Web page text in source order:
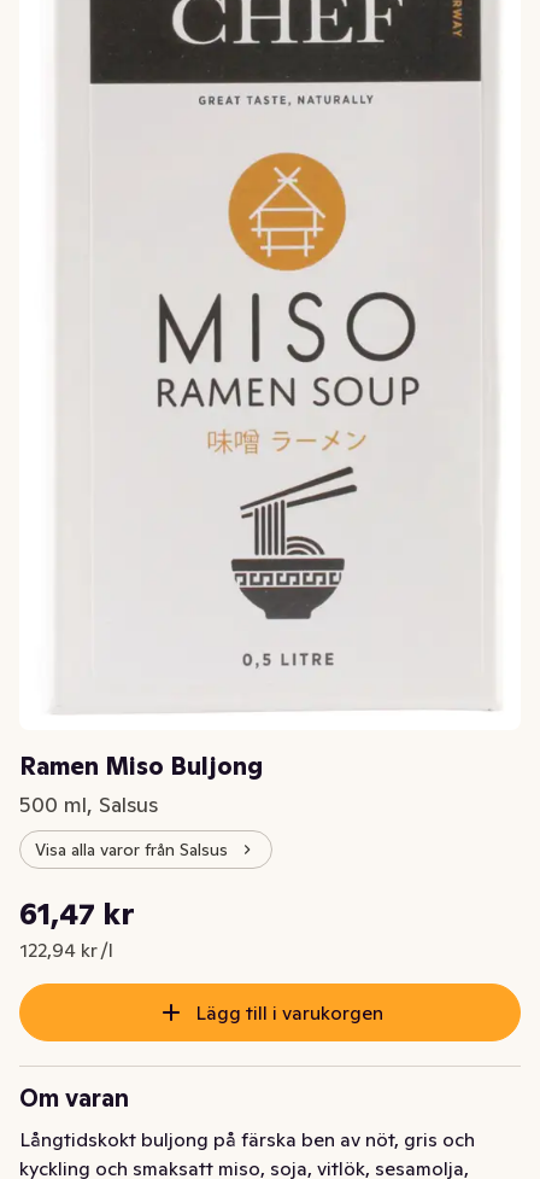
Ramen Miso Buljong
500 ml, Salsus
Visa alla varor från Salsus
Nuvarande pris är: 61,47 kr
61,47 kr
122,94 kr /l
Styckpris: 122,94 kr /l
Lägg till i varukorgen
Om varan
Långtidskokt buljong på färska ben av nöt, gris och
kyckling och smaksatt miso, soja, vitlök, sesamolja,